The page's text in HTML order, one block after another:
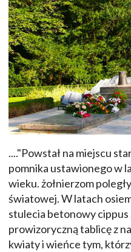
...."Powstał na miejscu
pomnika ustawionego w
wieku. żołnierzom
światowej. W latach
stulecia betonowy cippus
prowizoryczną tablicę z
kwiaty i wieńce tym,